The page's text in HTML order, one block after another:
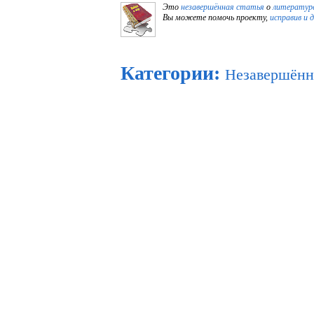
Это незавершённая статья о
Вы можете помочь проекту, исправив и
Категории: